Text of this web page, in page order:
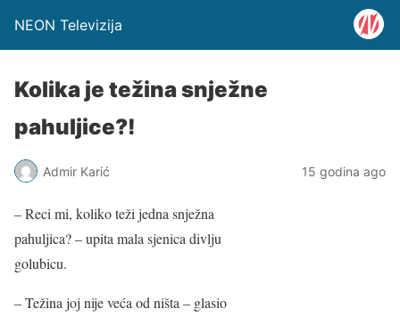
NEON Televizija
Kolika je težina snježne
pahuljice?!
Admir Karić 15 godina ago
– Reci mi, koliko teži jedna snježna
pahuljica? – upita mala sjenica divlju
golubicu.
– Težina joj nije veća od ništa – glasio